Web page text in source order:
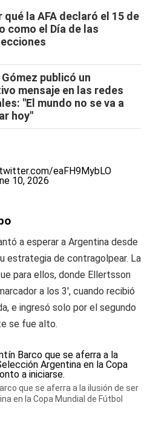
qué la AFA declaró el 15 de
como el Día de las
Gómez publicó un
mensaje en las redes
"El mundo no se va a
hoy"
eaFH9MybLO
10, 2026
a esperar a Argentina desde
estrategia de contragolpear. La
para ellos, donde Ellertsson
a los 3', cuando recibió
e ingresó solo por el segundo
se fue alto.
que se aferra a la ilusión de ser
en la Copa Mundial de Fútbol